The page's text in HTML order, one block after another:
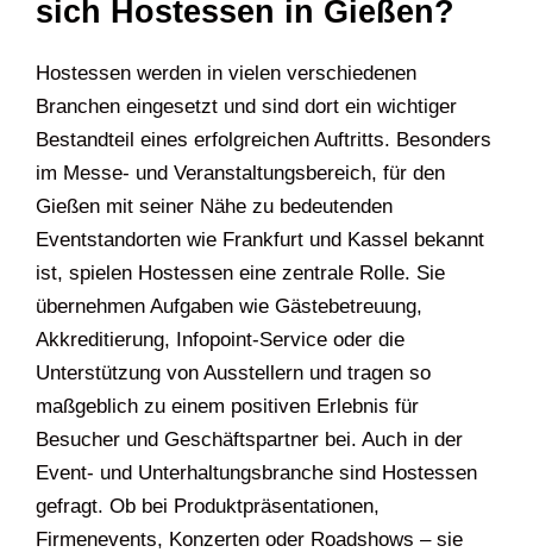
sich Hostessen in Gießen?
Hostessen werden in vielen verschiedenen
Branchen eingesetzt und sind dort ein wichtiger
Bestandteil eines erfolgreichen Auftritts. Besonders
im Messe- und Veranstaltungsbereich, für den
Gießen mit seiner Nähe zu bedeutenden
Eventstandorten wie Frankfurt und Kassel bekannt
ist, spielen Hostessen eine zentrale Rolle. Sie
übernehmen Aufgaben wie Gästebetreuung,
Akkreditierung, Infopoint-Service oder die
Unterstützung von Ausstellern und tragen so
maßgeblich zu einem positiven Erlebnis für
Besucher und Geschäftspartner bei. Auch in der
Event- und Unterhaltungsbranche sind Hostessen
gefragt. Ob bei Produktpräsentationen,
Firmenevents, Konzerten oder Roadshows – sie